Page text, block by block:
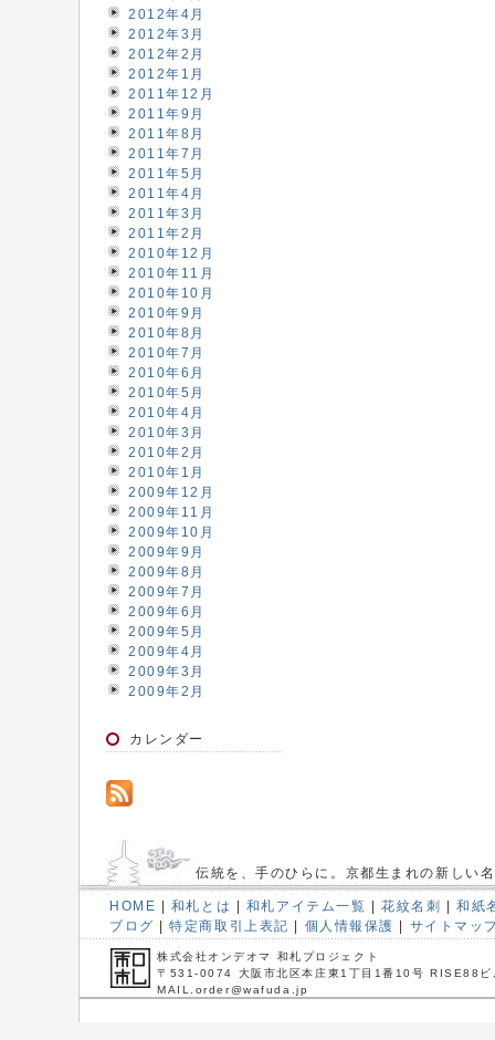
2012年4月
2012年3月
2012年2月
2012年1月
2011年12月
2011年9月
2011年8月
2011年7月
2011年5月
2011年4月
2011年3月
2011年2月
2010年12月
2010年11月
2010年10月
2010年9月
2010年8月
2010年7月
2010年6月
2010年5月
2010年4月
2010年3月
2010年2月
2010年1月
2009年12月
2009年11月
2009年10月
2009年9月
2009年8月
2009年7月
2009年6月
2009年5月
2009年4月
2009年3月
2009年2月
カレンダー
伝統を、手のひらに。京都生まれの新しい
HOME 和札とは 和札アイテム一覧 花紋名刺
和紙
ブログ
特定商取引上表記 個人情報保護 サイトマッ
株式会社オンデオマ 和札プロジェクト
〒531-0074 大阪市北区本庄東1丁目1番10号 RISE88ビ
MAIL.order@wafuda.jp